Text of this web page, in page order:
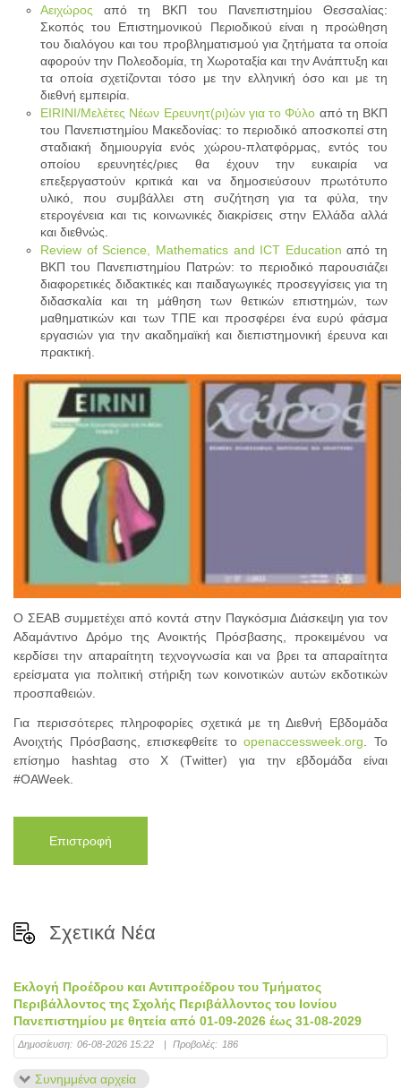
Αειχώρος από τη ΒΚΠ του Πανεπιστημίου Θεσσαλίας:
Σκοπός του Επιστημονικού Περιοδικού είναι η προώθηση
του διαλόγου και του προβληματισμού για ζητήματα τα οποία
αφορούν την Πολεοδομία, τη Χωροταξία και την Ανάπτυξη και
τα οποία σχετίζονται τόσο με την ελληνική όσο και με τη
διεθνή εμπειρία.
EIRINI/Μελέτες Νέων Ερευνητ(ρι)ών για το Φύλο από τη ΒΚΠ
του Πανεπιστημίου Μακεδονίας: το περιοδικό αποσκοπεί στη
σταδιακή δημιουργία ενός χώρου-πλατφόρμας, εντός του
οποίου ερευνητές/ριες θα έχουν την ευκαιρία να
επεξεργαστούν κριτικά και να δημοσιεύσουν πρωτότυπο
υλικό, που συμβάλλει στη συζήτηση για τα φύλα, την
ετερογένεια και τις κοινωνικές διακρίσεις στην Ελλάδα αλλά
και διεθνώς.
Review of Science, Mathematics and ICT Education από τη
ΒΚΠ του Πανεπιστημίου Πατρών: το περιοδικό παρουσιάζει
διαφορετικές διδακτικές και παιδαγωγικές προσεγγίσεις για τη
διδασκαλία και τη μάθηση των θετικών επιστημών, των
μαθηματικών και των ΤΠΕ και προσφέρει ένα ευρύ φάσμα
εργασιών για την ακαδημαϊκή και διεπιστημονική έρευνα και
πρακτική.
Ο ΣΕΑΒ συμμετέχει από κοντά στην Παγκόσμια Διάσκεψη για τον
Αδαμάντινο Δρόμο της Ανοικτής Πρόσβασης, προκειμένου να
κερδίσει την απαραίτητη τεχνογνωσία και να βρει τα απαραίτητα
ερείσματα για πολιτική στήριξη των κοινοτικών αυτών εκδοτικών
προσπαθειών.
Για περισσότερες πληροφορίες σχετικά με τη Διεθνή Εβδομάδα
Ανοιχτής Πρόσβασης, επισκεφθείτε τοopenaccessweek.org . Το
επίσημο hashtag στο Χ (Τwitter) για την εβδομάδα είναι
#OAWeek.
Επιστροφή
Σχετικά Νέα
Εκλογή Προέδρου και Αντιπροέδρου του Τμήματος
Περιβάλλοντος της Σχολής Περιβάλλοντος του Ιονίου
Πανεπιστημίου με θητεία από 01-09-2026 έως 31-08-2029
Δημοσίευση: 06-08-2026 15:22 | Προβολές: 186
Συνημμένα αρχεία